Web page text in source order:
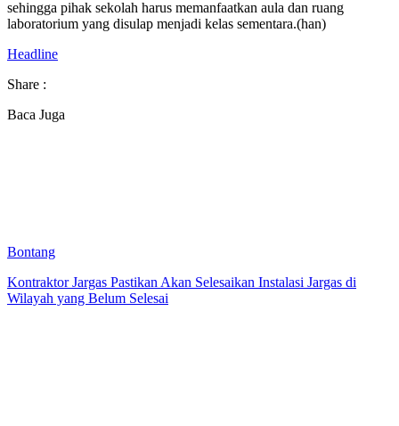
sehingga pihak sekolah harus memanfaatkan aula dan ruang
laboratorium yang disulap menjadi kelas sementara.(han)
Headline
Share :
Baca Juga
Bontang
Kontraktor Jargas Pastikan Akan Selesaikan Instalasi Jargas di
Wilayah yang Belum Selesai